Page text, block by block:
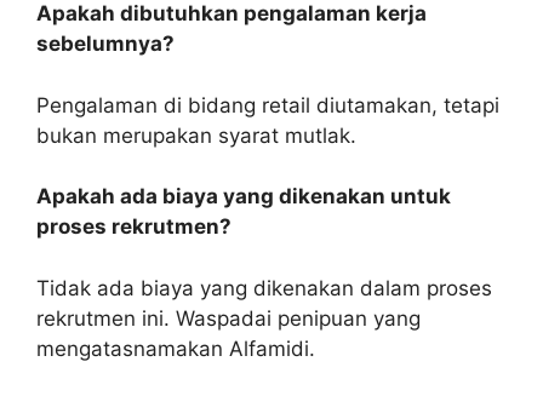
Apakah dibutuhkan pengalaman kerja
sebelumnya?
Pengalaman di bidang retail diutamakan, tetapi
bukan merupakan syarat mutlak.
Apakah ada biaya yang dikenakan untuk
proses rekrutmen?
Tidak ada biaya yang dikenakan dalam proses
rekrutmen ini. Waspadai penipuan yang
mengatasnamakan Alfamidi.